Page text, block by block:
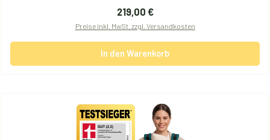
Regulärer Preis:
219,00 €
Preise inkl. MwSt. zzgl. Versandkosten
In den Warenkorb